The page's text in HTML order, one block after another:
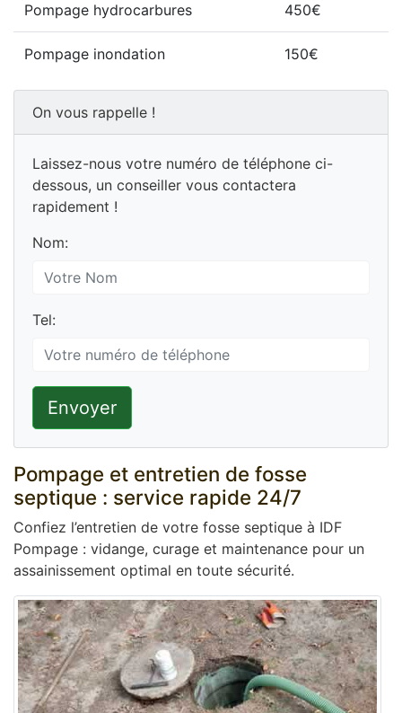
Pompage hydrocarbures 450€
Pompage inondation 150€
On vous rappelle !
Laissez-nous votre numéro de téléphone ci-
dessous, un conseiller vous contactera
rapidement !
Nom:
Tel:
Envoyer
Pompage et entretien de fosse
septique : service rapide 24/7
Confiez l’entretien de votre fosse septique à IDF
Pompage : vidange, curage et maintenance pour un
assainissement optimal en toute sécurité.